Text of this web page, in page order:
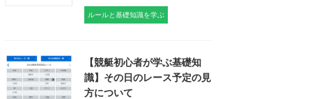
ルールと基礎知識を学ぶ
【競艇初心者が学ぶ基礎知
識】その日のレース予定の見
方について